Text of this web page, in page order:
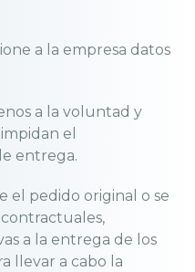
a la empresa datos
a la voluntad y
el
entrega.
el pedido original o se
a la entrega de los
llevar a cabo la